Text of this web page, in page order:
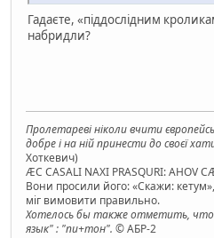
Гадаєте, «піддослідним
набридли?
Пролетареві ніколи вчити
добре і на ній принести до своєї
Хоткевич)
ÆC CASALI NAXI PRASQURI: AHOV
Вони просили його: «Скажи:
міг вимовити правильно.
Хотелось бы также отметить,
язык" : "пи+тон". © АБР-2